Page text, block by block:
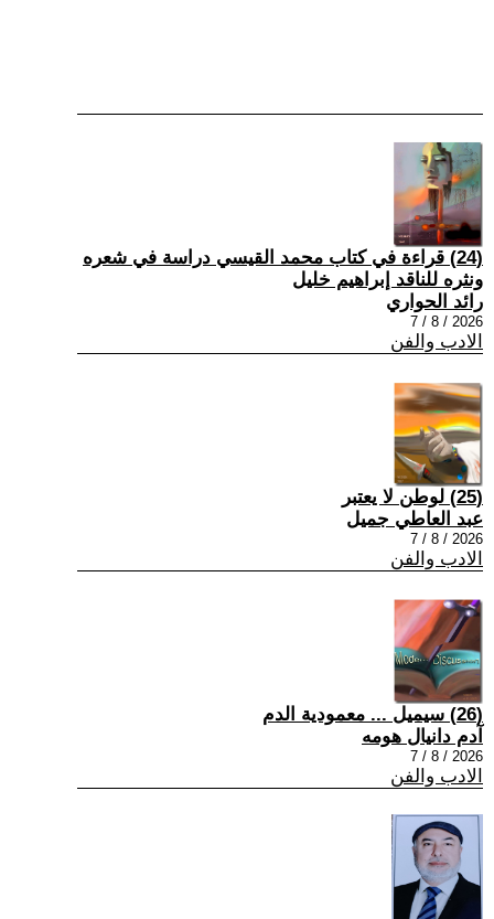
(24) قراءة في كتاب محمد القيسي دراسة في شعره
ونثره للناقد إبراهيم خليل
رائد الحواري
2026 / 8 / 7
الادب والفن
(25) لوطن لا يعتبر
عبد العاطي جميل
2026 / 8 / 7
الادب والفن
(26) سيميل ... معمودية الدم
آدم دانيال هومه
2026 / 8 / 7
الادب والفن